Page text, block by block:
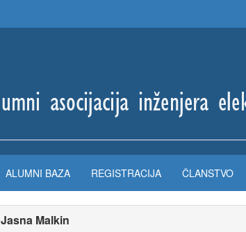
ALUMNI BAZA REGISTRACIJA ČLANSTVO
Jasna Malkin